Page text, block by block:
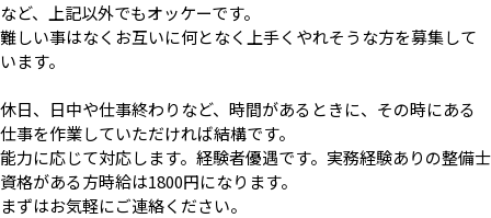
など、上記以外でもオッケーです。
難しい事はなくお互いに何となく上手くやれそうな方を募集して
います。
休日、日中や仕事終わりなど、時間があるときに、その時にある
仕事を作業していただければ結構です。
能力に応じて対応します。経験者優遇です。実務経験ありの整備士
資格がある方時給は1800円になります。
まずはお気軽にご連絡ください。